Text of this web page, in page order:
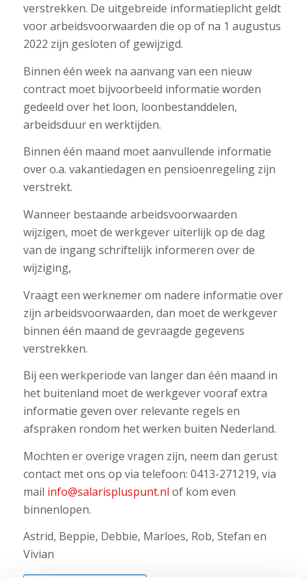
verstrekken. De uitgebreide informatieplicht geldt
voor arbeidsvoorwaarden die op of na 1 augustus
2022 zijn gesloten of gewijzigd.
Binnen één week na aanvang van een nieuw
contract moet bijvoorbeeld informatie worden
gedeeld over het loon, loonbestanddelen,
arbeidsduur en werktijden.
Binnen één maand moet aanvullende informatie
over o.a. vakantiedagen en pensioenregeling zijn
verstrekt.
Wanneer bestaande arbeidsvoorwaarden
wijzigen, moet de werkgever uiterlijk op de dag
van de ingang schriftelijk informeren over de
wijziging,
Vraagt een werknemer om nadere informatie over
zijn arbeidsvoorwaarden, dan moet de werkgever
binnen één maand de gevraagde gegevens
verstrekken.
Bij een werkperiode van langer dan één maand in
het buitenland moet de werkgever vooraf extra
informatie geven over relevante regels en
afspraken rondom het werken buiten Nederland.
Mochten er overige vragen zijn, neem dan gerust
contact met ons op via telefoon: 0413-271219, via
mail info@salarispluspunt.nl of kom even
binnenlopen.
Astrid, Beppie, Debbie, Marloes, Rob, Stefan en
Vivian